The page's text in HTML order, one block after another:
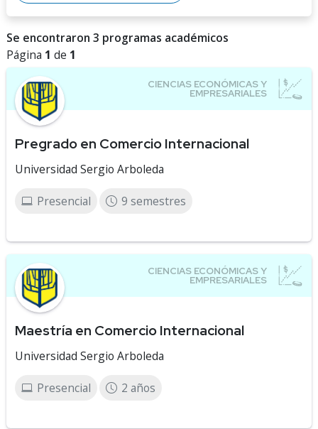
Se encontraron 3 programas académicos
Página 1 de 1
Pregrado en Comercio Internacional
Universidad Sergio Arboleda
Presencial 9 semestres
Maestría en Comercio Internacional
Universidad Sergio Arboleda
Presencial 2 años